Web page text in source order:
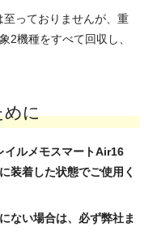
っておりませんが、重
2機種をすべて回収し、
めに
イルメモスマートAir16
装着した状態でご使用く
ない場合は、必ず弊社ま